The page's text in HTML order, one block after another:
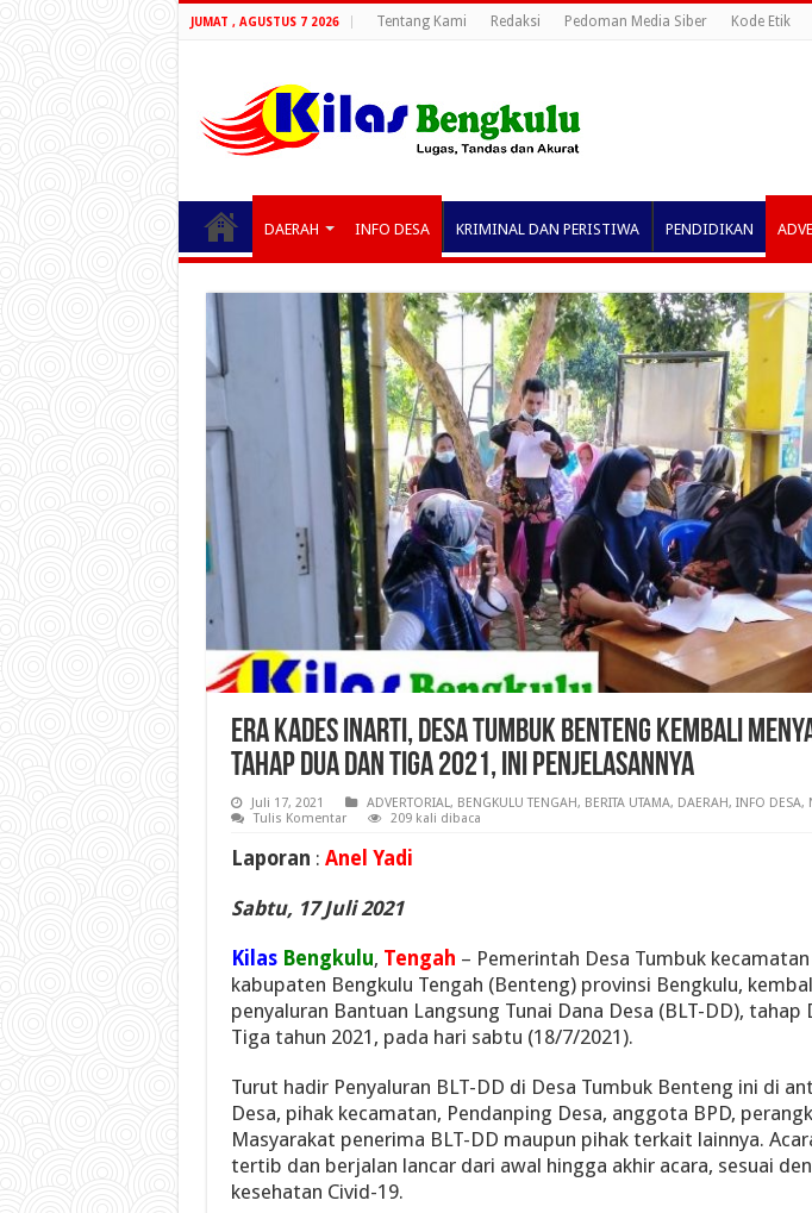
JUMAT , AGUSTUS 7 2026 Tentang Kami Redaksi Pedoman Media Siber Kode Etik
DAERAH INFO DESA KRIMINAL DAN PERISTIWA PENDIDIKAN
Era Kades Inarti, Desa Tumbuk Benteng Kembali
Tahap Dua Dan Tiga 2021, Ini Penjelasannya
Juli 17, 2021 ADVERTORIAL, BENGKULU TENGAH, BERITA UTAMA, DAERAH, INFO DESA,
Tulis Komentar
209 kali dibaca
Laporan : Anel Yadi
Sabtu, 17 Juli 2021
Kilas Bengkulu, Tengah – Pemerintah Desa Tumbuk
kabupaten Bengkulu Tengah (Benteng) provinsi Bengkulu,
penyaluran Bantuan Langsung Tunai Dana Desa (BLT-DD), tahap
Tiga tahun 2021, pada hari sabtu (18/7/2021).
Turut hadir Penyaluran BLT-DD di Desa Tumbuk Benteng ini di
Desa, pihak kecamatan, Pendanping Desa, anggota BPD,
Masyarakat penerima BLT-DD maupun pihak terkait lainnya.
tertib dan berjalan lancar dari awal hingga akhir acara, sesuai
kesehatan Civid-19.